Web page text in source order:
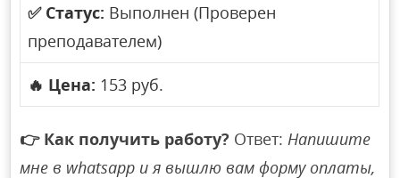
✅ Статус: Выполнен (Проверен
преподавателем)
🔥 Цена: 153 руб.
👉 Как получить работу? Ответ:Напишите
мне в whatsapp и я вышлю вам форму оплаты,